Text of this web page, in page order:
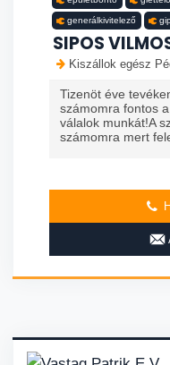
generálkivitelező
SIPOS
Kiszállok egész
Tizenöt éve
számomra fontos
válalok munkát!A
számomra mert